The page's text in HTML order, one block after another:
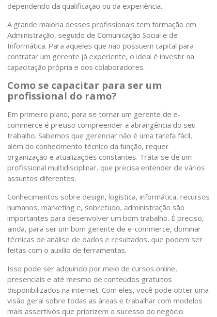
dependendo da qualificação ou da experiência.
A grande maioria desses profissionais tem formação em
Administração, seguido de Comunicação Social e de
Informática. Para aqueles que não possuem capital para
contratar um gerente já experiente, o ideal é investir na
capacitação própria e dos colaboradores.
Como se capacitar para ser um
profissional do ramo?
Em primeiro plano, para se tornar um gerente de e-
commerce é preciso compreender a abrangência do seu
trabalho. Sabemos que gerenciar não é uma tarefa fácil,
além do conhecimento técnico da função, requer
organização e atualizações constantes. Trata-se de um
profissional multidisciplinar, que precisa entender de vários
assuntos diferentes.
Conhecimentos sobre design, logística, informática, recursos
humanos, marketing e, sobretudo, administração são
importantes para desenvolver um bom trabalho. É preciso,
ainda, para ser um bom gerente de e-commerce, dominar
técnicas de análise de dados e resultados, que podem ser
feitas com o auxílio de ferramentas.
Isso pode ser adquirido por meio de cursos online,
presenciais e até mesmo de conteúdos gratuitos
disponibilizados na internet. Com eles, você pode obter uma
visão geral sobre todas as áreas e trabalhar com modelos
mais assertivos que priorizem o sucesso do negócio.